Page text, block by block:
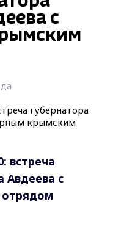
с
встреча
Авдеева с